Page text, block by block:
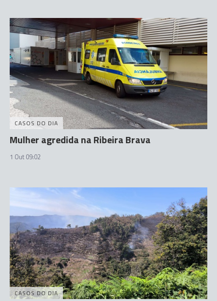
CASOS DO DIA
Mulher agredida na Ribeira Brava
1 Out 09:02
CASOS DO DIA